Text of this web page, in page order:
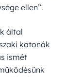
ellen”.
által
katonák
ismét